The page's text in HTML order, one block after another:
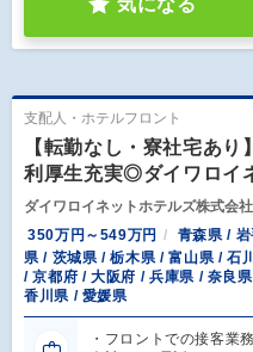
気になる
支配人・ホテルフロント
【転勤なし・寮社宅あ
利厚生充実◎ダイワロイ
ダイワロイネットホテルズ株式会社
350万円～549万円
青森県 /
県 / 茨城県 / 栃木県 / 富山県 / 石
/ 京都府 / 大阪府 / 兵庫県 / 奈良
香川県 / 愛媛県
・フロントでの接客業